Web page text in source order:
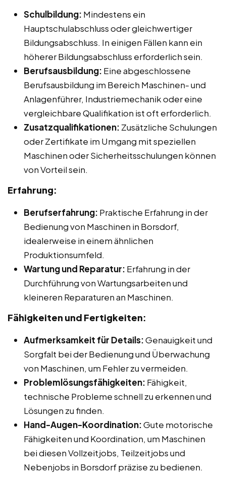
Schulbildung: Mindestens ein
Hauptschulabschluss oder gleichwertiger
Bildungsabschluss. In einigen Fällen kann ein
höherer Bildungsabschluss erforderlich sein.
Berufsausbildung: Eine abgeschlossene
Berufsausbildung im Bereich Maschinen- und
Anlagenführer, Industriemechanik oder eine
vergleichbare Qualifikation ist oft erforderlich.
Zusatzqualifikationen: Zusätzliche Schulungen
oder Zertifikate im Umgang mit speziellen
Maschinen oder Sicherheitsschulungen können
von Vorteil sein.
Erfahrung:
Berufserfahrung: Praktische Erfahrung in der
Bedienung von Maschinen in Borsdorf,
idealerweise in einem ähnlichen
Produktionsumfeld.
Wartung und Reparatur: Erfahrung in der
Durchführung von Wartungsarbeiten und
kleineren Reparaturen an Maschinen.
Fähigkeiten und Fertigkeiten:
Aufmerksamkeit für Details:Genauigkeit und
Sorgfalt bei der Bedienung und Überwachung
von Maschinen, um Fehler zu vermeiden.
Problemlösungsfähigkeiten: Fähigkeit,
technische Probleme schnell zu erkennen und
Lösungen zu finden.
Hand-Augen-Koordination:Gute motorische
Fähigkeiten und Koordination, um Maschinen
bei diesen Vollzeitjobs, Teilzeitjobs und
Nebenjobs in Borsdorf präzise zu bedienen.